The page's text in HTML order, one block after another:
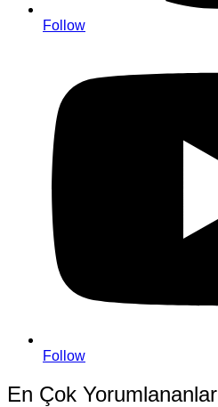
Follow
Follow
En Çok Yorumlananlar